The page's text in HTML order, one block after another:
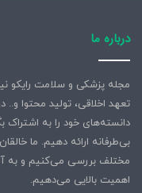
درباره ما
مجله پزشکی و سلامت رایکو
دانسته‌های خود را به اشتراک
بی‌طرفانه ارائه دهیم. ما
مختلف بررسی می‌کنیم و به
اهمیت بالایی می‌دهیم.